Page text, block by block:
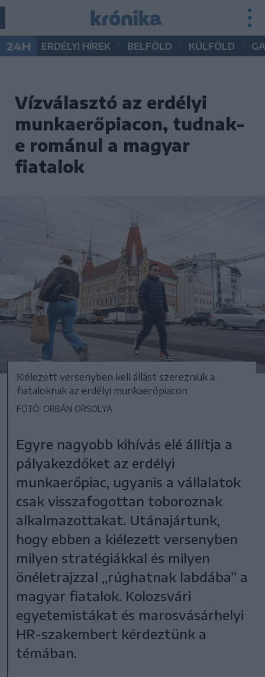
24H ERDÉLYI HÍREK BELFÖLD KÜLFÖLD
Vízválasztó az erdélyi
munkaerőpiacon, tudnak-
e románul a magyar
fiatalok
Kiélezett versenyben kell állást szerezniük a
fiataloknak az erdélyi munkaerőpiacon
FOTÓ: ORBÁN ORSOLYA
Egyre nagyobb kihívás elé állítja a
pályakezdőket az erdélyi
munkaerőpiac, ugyanis a vállalatok
csak visszafogottan toboroznak
alkalmazottakat. Utánajártunk,
hogy ebben a kiélezett versenyben
milyen stratégiákkal és milyen
önéletrajzzal „rúghatnak labdába” a
magyar fiatalok. Kolozsvári
egyetemistákat és marosvásárhelyi
HR-szakembert kérdeztünk a
témában.